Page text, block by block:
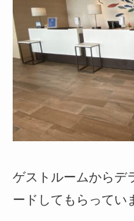
ゲストルームからデ
ードしてもらってい